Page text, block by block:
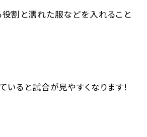
割と濡れた服などを入れること
いると試合が見やすくなります!